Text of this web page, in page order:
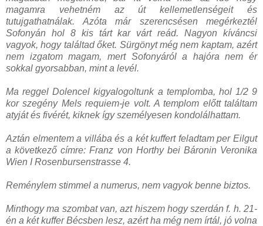
magamra vehetném az út kellemetlenségeit és
tutujgathatnálak. Azóta már szerencsésen megérkeztél
Sofonyán hol 8 kis tárt kar várt reád. Nagyon kíváncsi
vagyok, hogy találtad őket. Sürgönyt még nem kaptam, azért
nem izgatom magam, mert Sofonyáról a hajóra nem ér
sokkal gyorsabban, mint a levél.
Ma reggel Dolencel kigyalogoltunk a templomba, hol 1/2 9
kor szegény Mels requiem-je volt. A templom előtt találtam
atyját és fivérét, kiknek így személyesen kondolálhattam.
Aztán elmentem a villába és a két kuffert feladtam per Eilgut
a következő címre: Franz von Horthy bei Báronin Veronika
Wien I Rosenbursenstrasse 4.
Reménylem stimmel a numerus, nem vagyok benne biztos.
Minthogy ma szombat van, azt hiszem hogy szerdán f. h. 21-
én a két kuffer Bécsben lesz, azért ha még nem írtál, jó volna